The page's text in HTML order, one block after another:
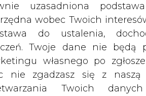
uzasadniona
wobec Twoich
do ustalenia,
Twoje dane nie będą
własnego po
nie zgadzasz się z naszą
Twoich
Przesłanie komentarza
z portalu cire.pl